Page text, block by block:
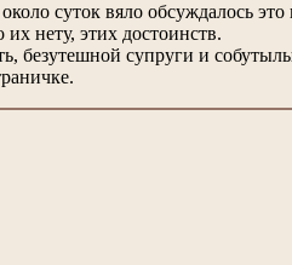
суток вяло обсуждалось
нету, этих достоинств.
безутешной супруги и